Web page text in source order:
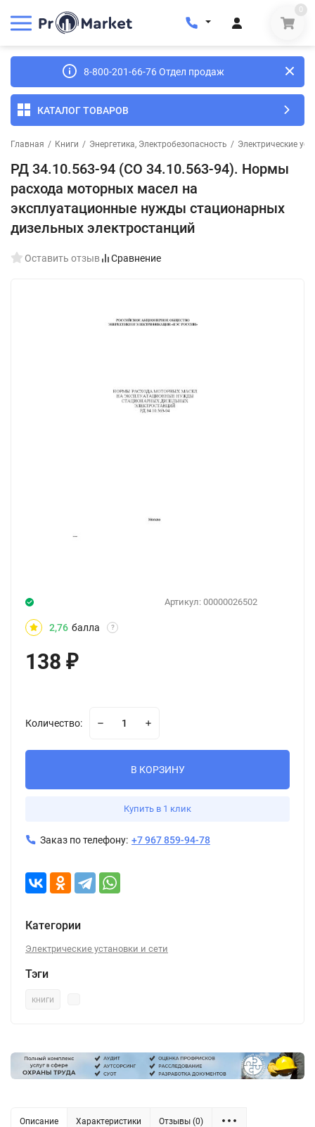
0
8-800-201-66-76 Отдел продаж
КАТАЛОГ ТОВАРОВ
Главная / Книги / Энергетика, Электробезопасность / Электрические
РД 34.10.563-94 (СО 34.10.563-94). Нормы
расхода моторных масел на
эксплуатационные нужды стационарных
дизельных электростанций
Оставить отзыв Сравнение
Артикул: 00000026502
2,76 балла ?
138 ₽
Количество:
В КОРЗИНУ
Купить в 1 клик
Заказ по телефону: +7 967 859-94-78
Категории
Электрические установки и сети
Тэги
книги
Описание Характеристики Отзывы (0)